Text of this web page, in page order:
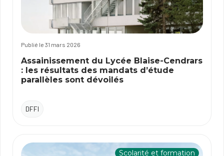
Publié le 31 mars 2026
Assainissement du Lycée Blaise-Cendrars
: les résultats des mandats d’étude
parallèles sont dévoilés
DFFI
Scolarité et formation